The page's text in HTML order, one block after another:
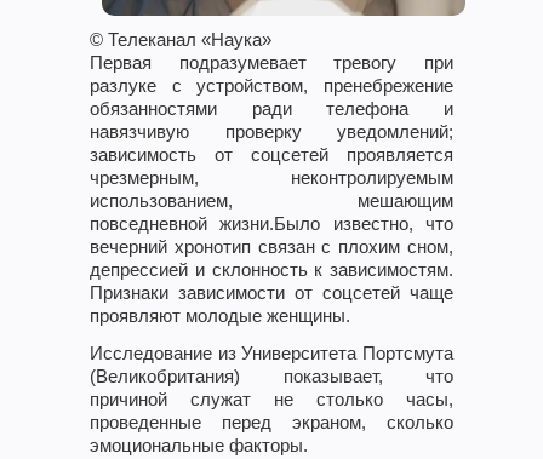
© Телеканал «Наука»
Первая подразумевает тревогу при
разлуке с устройством, пренебрежение
обязанностями ради телефона и
навязчивую проверку уведомлений;
зависимость от соцсетей проявляется
чрезмерным, неконтролируемым
использованием, мешающим
повседневной жизни.Было известно, что
вечерний хронотип связан с плохим сном,
депрессией и склонность к зависимостям.
Признаки зависимости от соцсетей чаще
проявляют молодые женщины.
Исследование из Университета Портсмута
(Великобритания) показывает, что
причиной служат не столько часы,
проведенные перед экраном, сколько
эмоциональные факторы.